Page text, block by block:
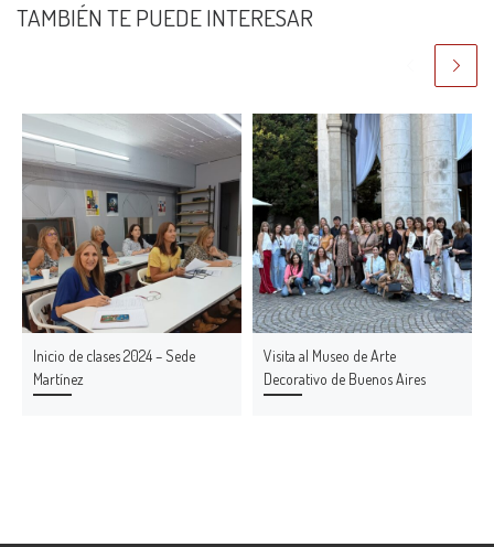
TAMBIÉN TE PUEDE INTERESAR
Inicio de clases 2024 – Sede
Martínez
Visita al Museo de Arte
Decorativo de Buenos Aires